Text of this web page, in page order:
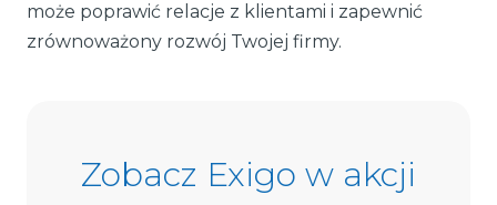
może poprawić relacje z klientami i zapewnić
zrównoważony rozwój Twojej firmy.
Zobacz Exigo w akcji